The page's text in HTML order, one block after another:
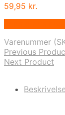
59,95 kr.
Varenummer
Previous
Next Product